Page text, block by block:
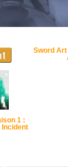
1 :
Incident
Sword Art